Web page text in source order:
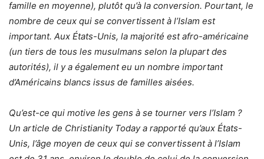
famille en moyenne), plutôt qu’à la conversion. Pourtant, le
nombre de ceux qui se convertissent à l’Islam est
important. Aux États-Unis, la majorité est afro-américaine
(un tiers de tous les musulmans selon la plupart des
autorités), il y a également eu un nombre important
d’Américains blancs issus de familles aisées.
Qu’est-ce qui motive les gens à se tourner vers l’Islam ?
Un article de Christianity Today a rapporté qu’aux États-
Unis, l’âge moyen de ceux qui se convertissent à l’Islam